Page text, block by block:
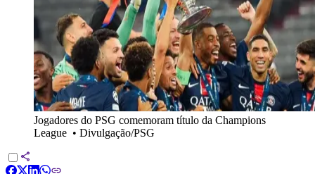
Jogadores do PSG comemoram título da Champions
League • Divulgação/PSG